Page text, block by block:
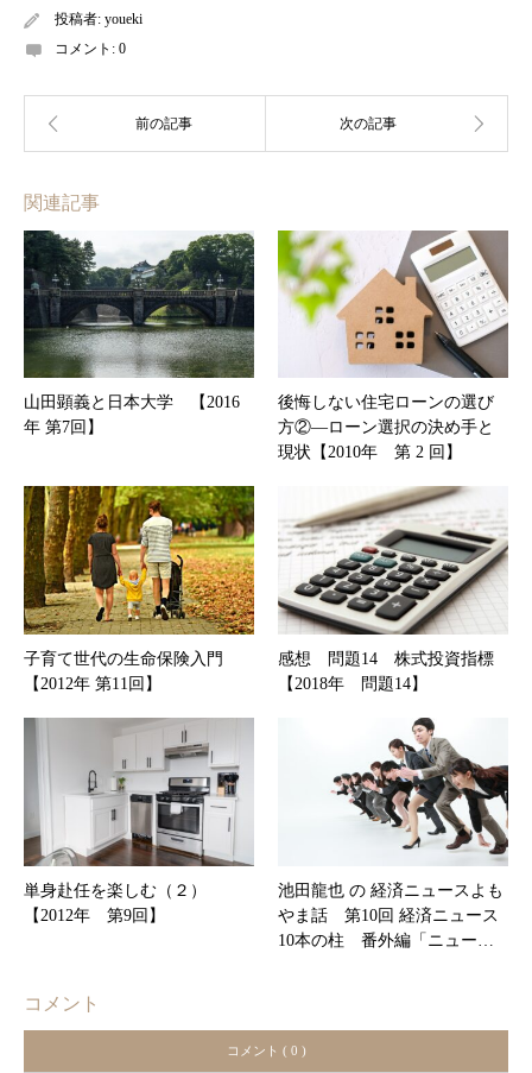
投稿者: youeki
コメント: 0
関連記事
山田顕義と日本大学 【2016
年 第7回】
後悔しない住宅ローンの選び
方②―ローン選択の決め手と
現状【2010年 第 2 回】
子育て世代の生命保険入門
【2012年 第11回】
感想 問題14 株式投資指標
【2018年 問題14】
単身赴任を楽しむ（２）
【2012年 第9回】
池田龍也 の 経済ニュースよも
やま話 第10回 経済ニュース
10本の柱 番外編「ニュー…
コメント
コメント ( 0 )